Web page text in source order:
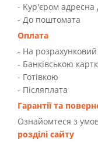
- Kур'єром адресна
- До поштомата
Оплата
- На
- Банківською
- Готівкою
- Післяплата
Гарантії та
Ознайомтеся з
розділі сайту